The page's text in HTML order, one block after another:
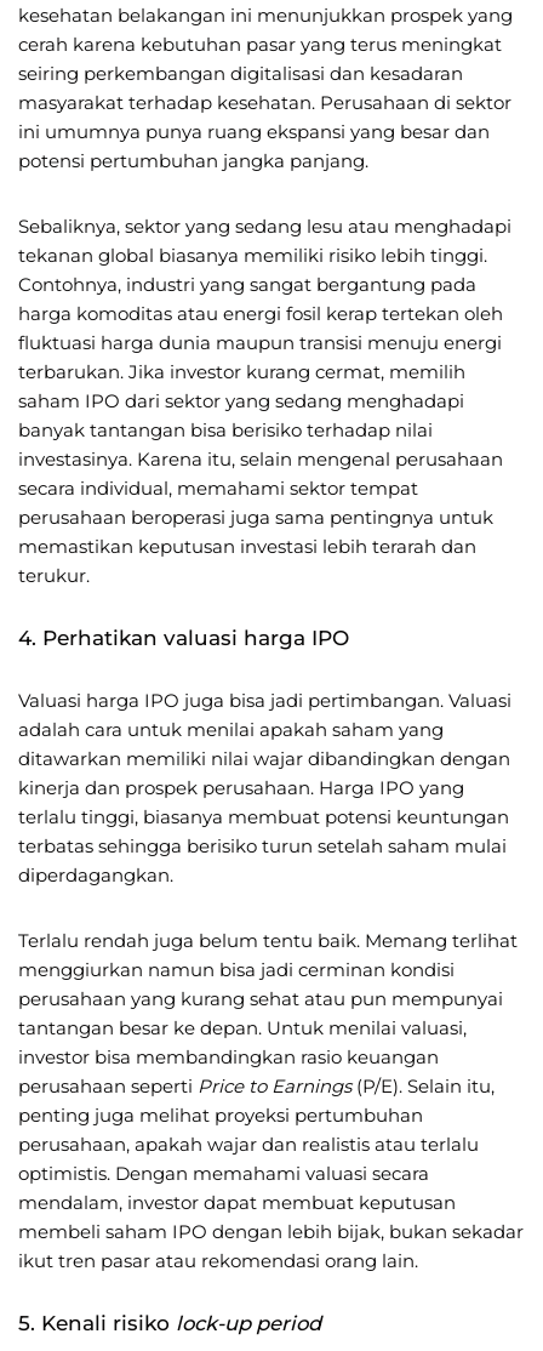
kesehatan belakangan ini menunjukkan prospek yang
cerah karena kebutuhan pasar yang terus meningkat
seiring perkembangan digitalisasi dan kesadaran
masyarakat terhadap kesehatan. Perusahaan di sektor
ini umumnya punya ruang ekspansi yang besar dan
potensi pertumbuhan jangka panjang.
Sebaliknya, sektor yang sedang lesu atau menghadapi
tekanan global biasanya memiliki risiko lebih tinggi.
Contohnya, industri yang sangat bergantung pada
harga komoditas atau energi fosil kerap tertekan oleh
fluktuasi harga dunia maupun transisi menuju energi
terbarukan. Jika investor kurang cermat, memilih
saham IPO dari sektor yang sedang menghadapi
banyak tantangan bisa berisiko terhadap nilai
investasinya. Karena itu, selain mengenal perusahaan
secara individual, memahami sektor tempat
perusahaan beroperasi juga sama pentingnya untuk
memastikan keputusan investasi lebih terarah dan
terukur.
4. Perhatikan valuasi harga IPO
Valuasi harga IPO juga bisa jadi pertimbangan. Valuasi
adalah cara untuk menilai apakah saham yang
ditawarkan memiliki nilai wajar dibandingkan dengan
kinerja dan prospek perusahaan. Harga IPO yang
terlalu tinggi, biasanya membuat potensi keuntungan
terbatas sehingga berisiko turun setelah saham mulai
diperdagangkan.
Terlalu rendah juga belum tentu baik. Memang terlihat
menggiurkan namun bisa jadi cerminan kondisi
perusahaan yang kurang sehat atau pun mempunyai
tantangan besar ke depan. Untuk menilai valuasi,
investor bisa membandingkan rasio keuangan
perusahaan seperti Price to Earnings(P/E). Selain itu,
penting juga melihat proyeksi pertumbuhan
perusahaan, apakah wajar dan realistis atau terlalu
optimistis. Dengan memahami valuasi secara
mendalam, investor dapat membuat keputusan
membeli saham IPO dengan lebih bijak, bukan sekadar
ikut tren pasar atau rekomendasi orang lain.
5. Kenali risiko lock-up period